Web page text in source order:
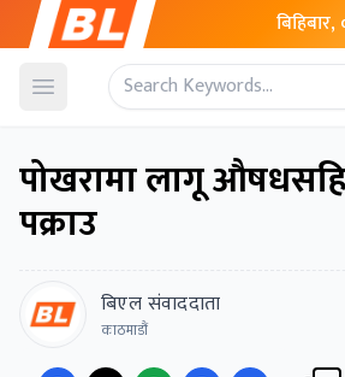
Open menu
पोखरामा लागू
पक्राउ
बिएल संवाददाता
काठमाडौं